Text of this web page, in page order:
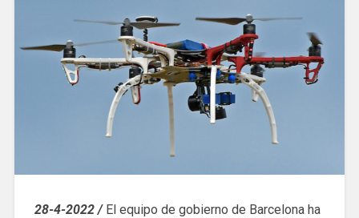
28-4-2022 /El equipo de gobierno de Barcelona ha